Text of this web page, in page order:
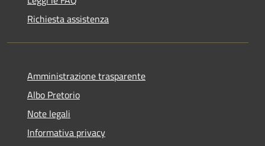
Richiesta assistenza
Amministrazione trasparente
Albo Pretorio
Note legali
Informativa privacy